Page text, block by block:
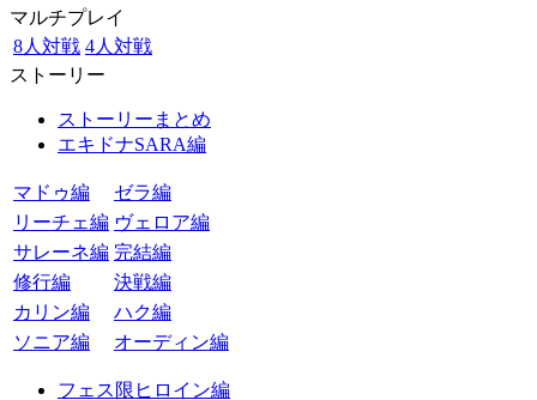
マルチプレイ
8人対戦 4人対戦
ストーリー
ストーリーまとめ
エキドナSARA編
マドゥ編
ゼラ編
リーチェ編 ヴェロア編
サレーネ編 完結編
修行編
決戦編
カリン編
ハク編
ソニア編
オーディン編
フェス限ヒロイン編